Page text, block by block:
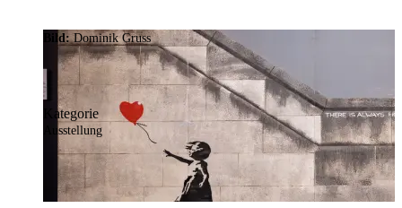
Bild:Dominik Gruss
Kategorie
Ausstellung